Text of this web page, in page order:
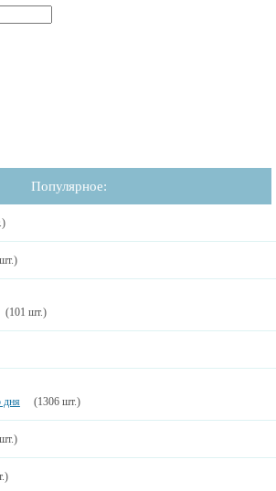
Популярное:
(101 шт.)
дня
(1306 шт.)